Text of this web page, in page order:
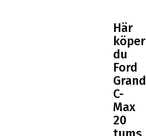
Här
köper
du
Ford
Grand
C-
Max
20